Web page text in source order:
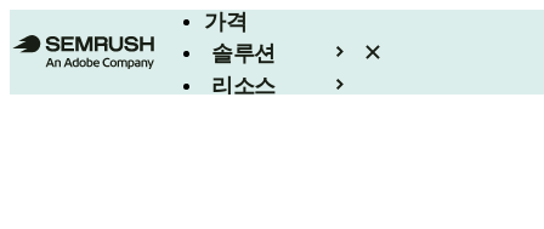
가격
솔루션
리소스